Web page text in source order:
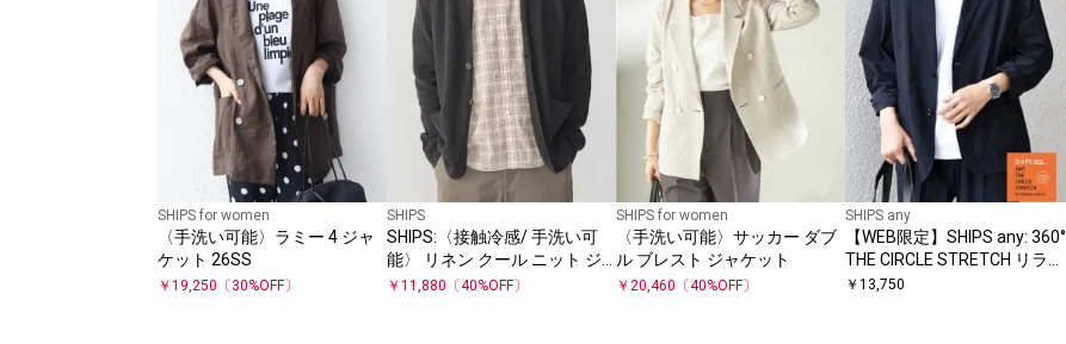
SHIPS for women
〈手洗い可能〉ラミー 4 ジャ
ケット 26SS
￥ 19,250 〔 30%OFF〕
SHIPS
SHIPS:〈接触冷感/ 手洗い可
能〉 リネン クール ニット ジ
ャケット
￥ 11,880 〔40%OFF〕
SHIPS for women
〈手洗い可能〉サッカー ダブ
ル ブレスト ジャケット
￥ 20,460 〔40%OFF〕
SHIPS any
【WEB限定】SHIPS any: 360°
THE CIRCLE STRETCH リラッ
クス ジャケット(セットアップ
￥ 13,750